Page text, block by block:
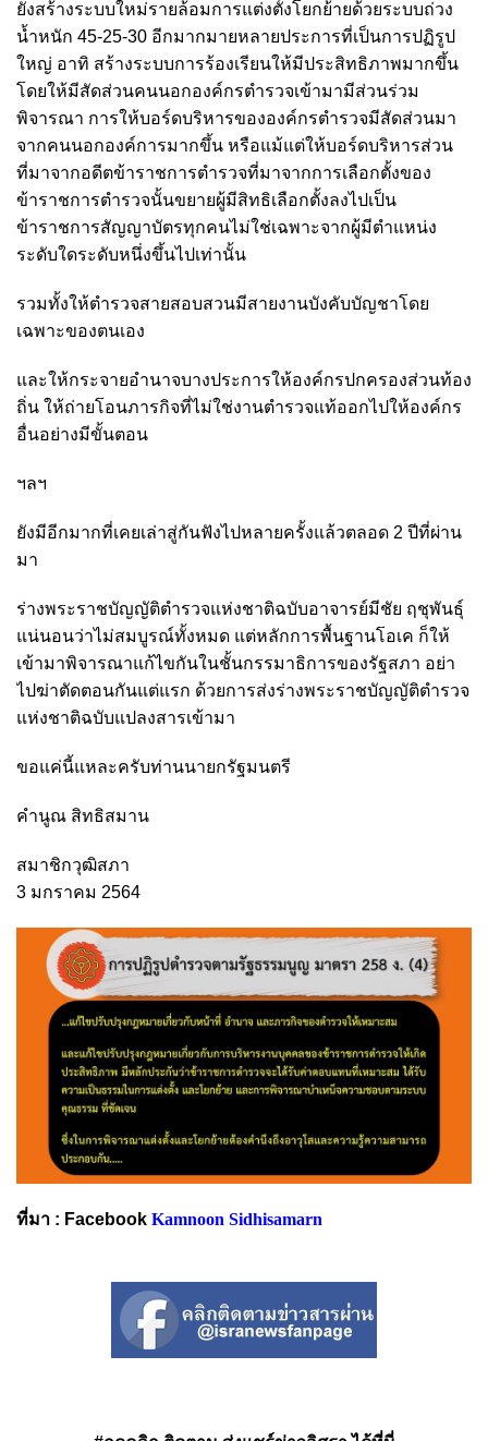
ยังสร้างระบบใหม่รายล้อมการแต่งตั้งโยกย้ายด้วยระบบถ่วง
น้ำหนัก 45-25-30 อีกมากมายหลายประการที่เป็นการปฏิรูป
ใหญ่ อาทิ สร้างระบบการร้องเรียนให้มีประสิทธิภาพมากขึ้น
โดยให้มีสัดส่วนคนนอกองค์กรตำรวจเข้ามามีส่วนร่วม
พิจารณา การให้บอร์ดบริหารขององค์กรตำรวจมีสัดส่วนมา
จากคนนอกองค์การมากขึ้น หรือแม้แต่ให้บอร์ดบริหารส่วน
ที่มาจากอดีตข้าราชการตำรวจที่มาจากการเลือกตั้งของ
ข้าราชการตำรวจนั้นขยายผู้มีสิทธิเลือกตั้งลงไปเป็น
ข้าราชการสัญญาบัตรทุกคนไม่ใช่เฉพาะจากผู้มีตำแหน่ง
ระดับใดระดับหนึ่งขึ้นไปเท่านั้น
รวมทั้งให้ตำรวจสายสอบสวนมีสายงานบังคับบัญชาโดย
เฉพาะของตนเอง
และให้กระจายอำนาจบางประการให้องค์กรปกครองส่วนท้อง
ถิ่น ให้ถ่ายโอนภารกิจที่ไม่ใช่งานตำรวจแท้ออกไปให้องค์กร
อื่นอย่างมีขั้นตอน
ฯลฯ
ยังมีอีกมากที่เคยเล่าสู่กันฟังไปหลายครั้งแล้วตลอด 2 ปีที่ผ่าน
มา
ร่างพระราชบัญญัติตำรวจแห่งชาติฉบับอาจารย์มีชัย ฤชุพันธุ์
แน่นอนว่าไม่สมบูรณ์ทั้งหมด แต่หลักการพื้นฐานโอเค ก็ให้
เข้ามาพิจารณาแก้ไขกันในชั้นกรรมาธิการของรัฐสภา อย่า
ไปฆ่าตัดตอนกันแต่แรก ด้วยการส่งร่างพระราชบัญญัติตำรวจ
แห่งชาติฉบับแปลงสารเข้ามา
ขอแค่นี้แหละครับท่านนายกรัฐมนตรี
คำนูณ สิทธิสมาน
สมาชิกวุฒิสภา
3 มกราคม 2564
ที่มา : Facebook Kamnoon Sidhisamarn